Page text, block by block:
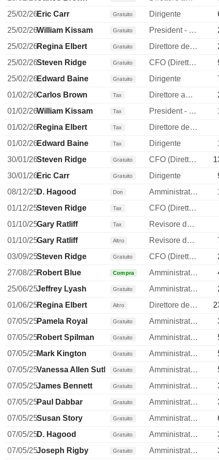
25/02/26Eric Carr Gratuito Dirigente
25/02/26William Kissam Gratuito President - Dominion Energy SC
25/02/26Regina Elbert Gratuito Direttore delle risorse umane
25/02/26Steven Ridge Gratuito CFO (Direttore finanziario)
25/02/26Edward Baine Gratuito Dirigente
01/02/26Carlos Brown Tax Direttore amministrativo (CAO)
01/02/26William Kissam Tax President - Dominion Energy SC
01/02/26Regina Elbert Tax
Direttore delle risorse umane
01/02/26Edward Baine Tax Dirigente
30/01/26Steven Ridge Gratuito CFO (Direttore finanziario)
30/01/26Eric Carr Gratuito Dirigente
08/12/25D. Hagood Don Amministratore
01/12/25Steven Ridge Tax
CFO (Direttore finanziario)
01/10/25Gary Ratliff Tax
Revisore dei conti / collegio sindacale
01/10/25Gary Ratliff Altro Revisore dei conti / collegio sindacale
03/09/25Steven Ridge Gratuito CFO (Direttore finanziario)
27/08/25Robert Blue Compra Amministratore delegato
25/06/25Jeffrey Lyash Gratuito Amministratore
01/06/25Regina Elbert Altro Direttore delle risorse umane
07/05/25Pamela Royal Gratuito Amministratore
07/05/25Robert Spilman Gratuito Amministratore
07/05/25Mark Kington Gratuito Amministratore
07/05/25Vanessa Allen Sutherland
Gratuito Amministratore
07/05/25James Bennett Gratuito Amministratore
07/05/25Paul Dabbar Gratuito Amministratore
07/05/25Susan Story Gratuito Amministratore
07/05/25D. Hagood Gratuito Amministratore
07/05/25Joseph Rigby Gratuito Amministratore